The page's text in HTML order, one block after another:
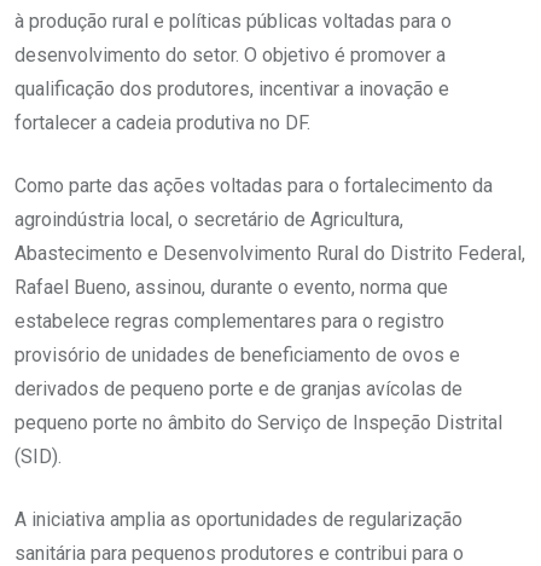
à produção rural e políticas públicas voltadas para o
desenvolvimento do setor. O objetivo é promover a
qualificação dos produtores, incentivar a inovação e
fortalecer a cadeia produtiva no DF.
Como parte das ações voltadas para o fortalecimento da
agroindústria local, o secretário de Agricultura,
Abastecimento e Desenvolvimento Rural do Distrito Federal,
Rafael Bueno, assinou, durante o evento, norma que
estabelece regras complementares para o registro
provisório de unidades de beneficiamento de ovos e
derivados de pequeno porte e de granjas avícolas de
pequeno porte no âmbito do Serviço de Inspeção Distrital
(SID).
A iniciativa amplia as oportunidades de regularização
sanitária para pequenos produtores e contribui para o